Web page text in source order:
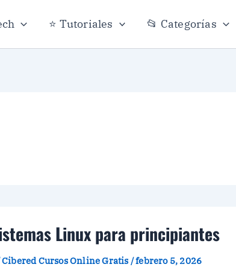
⭐ Tutoriales 📂 Categorías
Linux para principiantes
Cibered Cursos Online Gratis /febrero 5, 2026